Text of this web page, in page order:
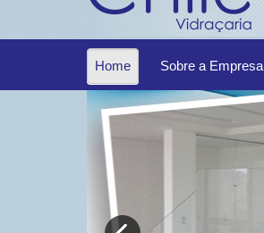
Home Sobre a Empresa